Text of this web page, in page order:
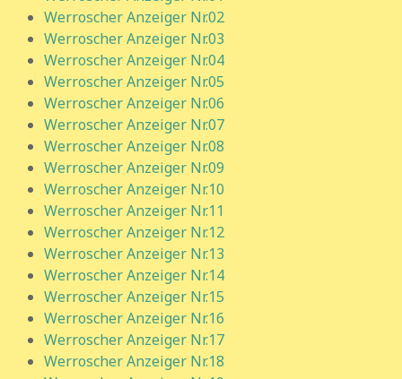
Werroscher Anzeiger Nr.02
Werroscher Anzeiger Nr.03
Werroscher Anzeiger Nr.04
Werroscher Anzeiger Nr.05
Werroscher Anzeiger Nr.06
Werroscher Anzeiger Nr.07
Werroscher Anzeiger Nr.08
Werroscher Anzeiger Nr.09
Werroscher Anzeiger Nr.10
Werroscher Anzeiger Nr.11
Werroscher Anzeiger Nr.12
Werroscher Anzeiger Nr.13
Werroscher Anzeiger Nr.14
Werroscher Anzeiger Nr.15
Werroscher Anzeiger Nr.16
Werroscher Anzeiger Nr.17
Werroscher Anzeiger Nr.18